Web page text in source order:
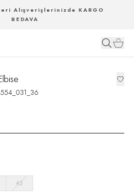
Alışverişlerinizde KARGO
BEDAVA
42